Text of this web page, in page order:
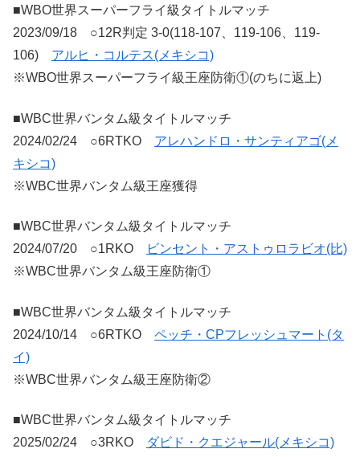
■WBO世界スーパーフライ級タイトルマッチ
2023/09/18 ○12R判定 3-0(118-107、119-106、119-
106) アルヒ・コルテス(メキシコ)
※WBO世界スーパーフライ級王座防衛①(のちに返上)
■WBC世界バンタム級タイトルマッチ
2024/02/24 ○6RTKO アレハンドロ・サンティアゴ(メ
キシコ)
※WBC世界バンタム級王座獲得
■WBC世界バンタム級タイトルマッチ
2024/07/20 ○1RKO
ビンセント・アストゥロラビオ(比)
※WBC世界バンタム級王座防衛①
■WBC世界バンタム級タイトルマッチ
2024/10/14 ○6RTKO ペッチ・CPフレッシュマート(タ
イ)
※WBC世界バンタム級王座防衛②
■WBC世界バンタム級タイトルマッチ
2025/02/24 ○3RKO
ダビド・クエジャール(メキシコ)